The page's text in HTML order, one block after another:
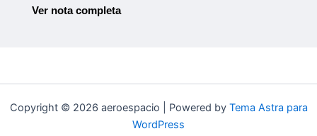
Ver nota completa
Copyright © 2026 aeroespacio | Powered by Tema Astra para
WordPress